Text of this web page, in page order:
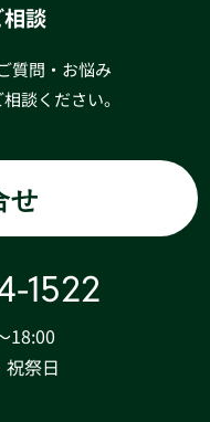
談
質問・お悩み
談ください。
せ
1522
18:00
祭日